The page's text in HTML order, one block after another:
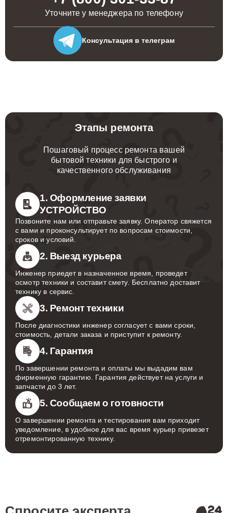
Уточните у менеджера по телефону
Консультация в телеграм
Этапы ремонта
Пошаговый процесс ремонта вашей
бытовой техники для быстрого и
качественного обслуживания
1. Оформление заявки
УСТРОЙСТВО
Позвоните нам или отправьте заявку. Оператор свяжется
с вами и проконсультирует по вопросам стоимости,
сроков и условий.
2. Выезд курьера
Инженер приедет в назначенное время, проведет
осмотр техники и составит смету. Бесплатно доставит
технику в сервис.
3. Ремонт техники
После диагностики инженер согласует с вами сроки,
стоимость, детали заказа и приступит к ремонту.
4. Гарантия
По завершении ремонта и оплаты мы выдадим вам
фирменную гарантию. Гарантия действует на услуги и
запчасти до 3 лет.
5. Сообщаем о готовности
О завершении ремонта и тестирования вам приходит
уведомление, в удобное для вас время курьер привезет
отремонтированную технику.